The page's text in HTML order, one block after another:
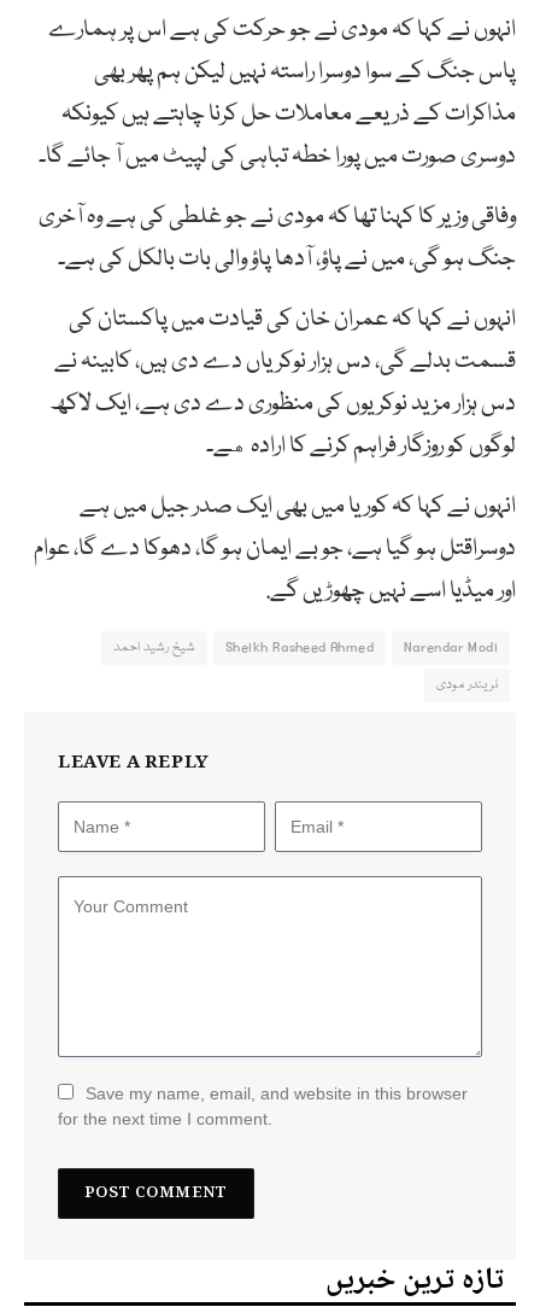
انہوں نے کہا کہ مودی نے جو حرکت کی ہے اس پر ہمارے
پاس جنگ کے سوا دوسرا راستہ نہیں لیکن ہم پھر بھی
مذاکرات کے ذریعے معاملات حل کرنا چاہتے ہیں کیونکہ
دوسری صورت میں پورا خطہ تباہی کی لپیٹ میں آ جائے گا۔
وفاقی وزیر کا کہنا تھا کہ مودی نے جو غلطی کی ہے وہ آخری
جنگ ہو گی، میں نے پاؤ، آدھا پاؤ والی بات بالکل کی ہے۔
انہوں نے کہا کہ عمران خان کی قیادت میں پاکستان کی
قسمت بدلے گی، دس ہزار نوکریاں دے دی ہیں، کابینہ نے
دس ہزار مزید نوکریوں کی منظوری دے دی ہے، ایک لاکھ
لوگوں کو روزگار فراہم کرنے کا ارادہ هے۔
انہوں نے کہا کہ کوریا میں بھی ایک صدر جیل میں ہے
دوسراقتل ہو گیا ہے، جو بے ایمان ہو گا، دھوکا دے گا، عوام
اور میڈیا اسے نہیں چھوڑیں گے.
Narendar Modi
Sheikh Rasheed Ahmed
شیخ رشید احمد
نریندر مودی
LEAVE A REPLY
Save my name, email, and website in this browser
for the next time I comment.
تازہ ترین خبریں